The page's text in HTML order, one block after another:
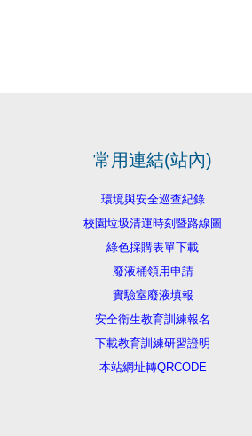
常用連結(站內)
環境與安全巡查紀錄
校園垃圾清運時刻暨路線圖
綠色採購表單下載
廢液桶領用申請
實驗室廢液填報
安全衛生教育訓練報名
下載教育訓練研習證明
本站網址轉QRCODE